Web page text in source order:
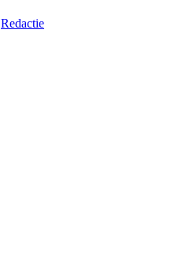
Redactie